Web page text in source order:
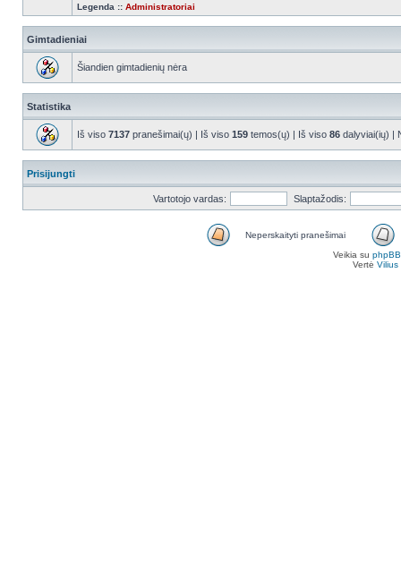
Legenda :: Administratoriai
Gimtadieniai
Šiandien gimtadienių nėra
Statistika
Iš viso 7137 pranešimai(ų) | Iš viso 159 temos(ų) | Iš viso 86 dalyviai(ių) |
Prisijungti
Vartotojo vardas: Slaptažodis:
Neperskaityti pranešimai
Veikia su phpBB
Vertė Vilius